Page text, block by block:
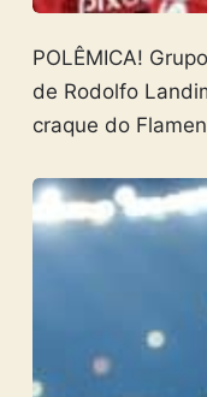
POLÊMICA!
de Rodolfo
craque do